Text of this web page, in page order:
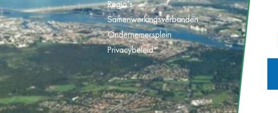
Regio’s
Samenwerkingsverbanden
Ondernemersplein
Privacybeleid